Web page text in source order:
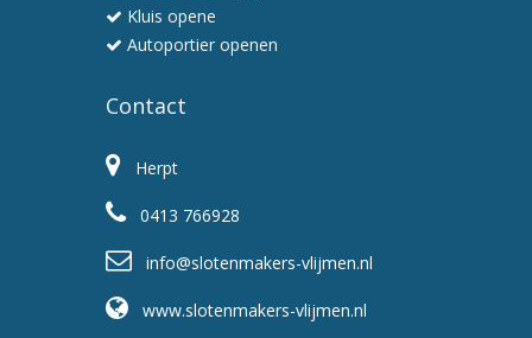
Kluis opene
Autoportier openen
Contact
Herpt
0413 766928
info@slotenmakers-vlijmen.nl
www.slotenmakers-vlijmen.nl